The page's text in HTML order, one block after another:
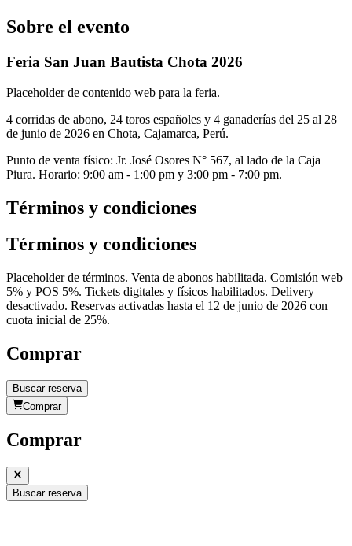
Sobre el evento
Feria San Juan Bautista Chota 2026
Placeholder de contenido web para la feria.
4 corridas de abono, 24 toros españoles y 4 ganaderías del 25 al 28
de junio de 2026 en Chota, Cajamarca, Perú.
Punto de venta físico: Jr. José Osores N° 567, al lado de la Caja
Piura. Horario: 9:00 am - 1:00 pm y 3:00 pm - 7:00 pm.
Términos y condiciones
Términos y condiciones
Placeholder de términos. Venta de abonos habilitada. Comisión web
5% y POS 5%. Tickets digitales y físicos habilitados. Delivery
desactivado. Reservas activadas hasta el 12 de junio de 2026 con
cuota inicial de 25%.
Comprar
Buscar reserva
Comprar
Comprar
Buscar reserva